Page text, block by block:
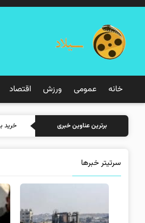
خانه عمومی ورزش اقتصاد
برترین عناوین خبری خرید
سرتیتر خبرها